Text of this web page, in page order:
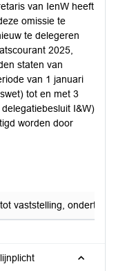
van IenW heeft
omissie te
te delegeren
2025,
staten van
van 1 januari
tot en met 3
I&W)
worden door
vaststelling,